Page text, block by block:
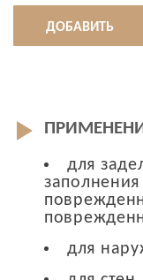
ДОБАВИТЬ
для
для